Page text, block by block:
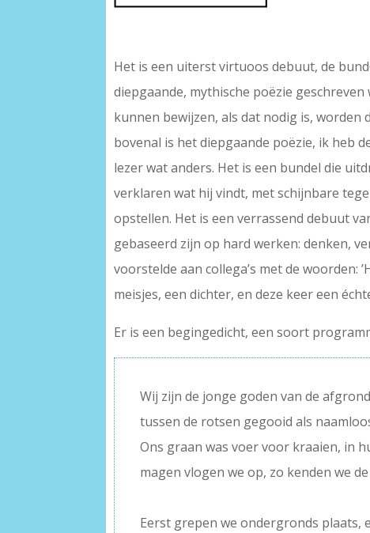
Het is een uiterst virtuoos debuut, de
diepgaande, mythische poëzie
kunnen bewijzen, als dat nodig is,
bovenal is het diepgaande poëzie, ik heb
lezer wat anders. Het is een bundel die
verklaren wat hij vindt, met schijnbare
opstellen. Het is een verrassend debuut
gebaseerd zijn op hard werken: denken,
voorstelde aan collega’s met de woorden:
meisjes, een dichter, en deze keer een
Er is een begingedicht, een soort
Wij zijn de jonge goden van de
tussen de rotsen gegooid als
Ons graan was voer voor kraaien, in
magen vlogen we op, zo kenden we
Eerst grepen we ondergronds plaats,